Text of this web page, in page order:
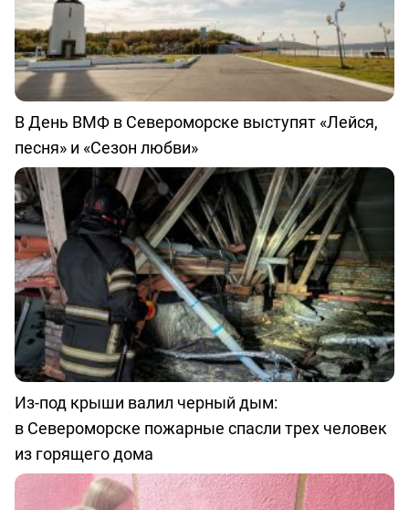
В День ВМФ в Североморске выступят «Лейся,
песня» и «Сезон любви»
Из-под крыши валил черный дым:
в Североморске пожарные спасли трех человек
из горящего дома